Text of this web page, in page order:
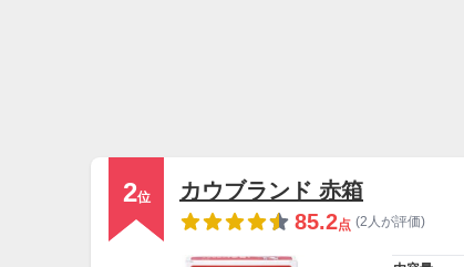
2位
カウブランド 赤箱
85.2点 (2人が評価)